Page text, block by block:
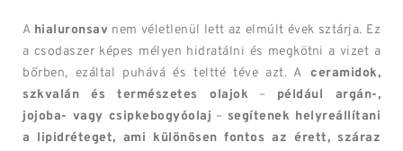
A hialuronsav nem véletlenül lett az elmúlt évek sztárja. Ez
a csodaszer képes mélyen hidratálni és megkötni a vizet a
bőrben, ezáltal puhává és teltté téve azt. A ceramidok,
szkvalán és természetes olajok – például argán-,
jojoba- vagy csipkebogyóolaj – segítenek helyreállítani
a lipidréteget, ami különösen fontos az érett, száraz